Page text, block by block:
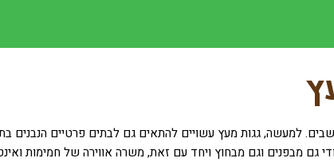
למעשה, גגות מעץ עשויים להתאים גם לבתים פרטיים הנבנים
גם מבפנים וגם מבחוץ ויחד עם זאת, משרה אווירה של חמימות